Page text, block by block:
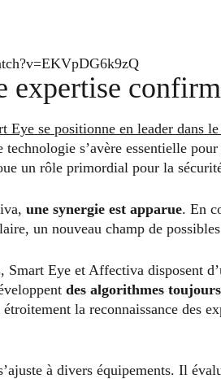
expertise
Eye se positionne en leader dans
technologie s’avère essentielle
un rôle primordial pour la
une synergie est apparue. En
un nouveau champ de possibles
Smart Eye et Affectiva disposent
des algorithmes
la reconnaissance des
à divers équipements. Il